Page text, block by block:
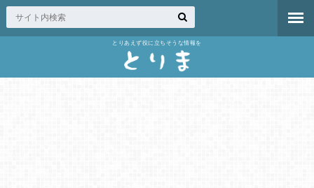
とりあえず役に立ちそうな情報を